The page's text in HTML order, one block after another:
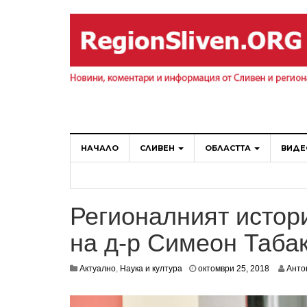
НАЧАЛО СЛИВЕН ОБЛАСТТА
Регионалният
на д-р Симеон
Актуално, Наука и култура октомври 25, 2018о